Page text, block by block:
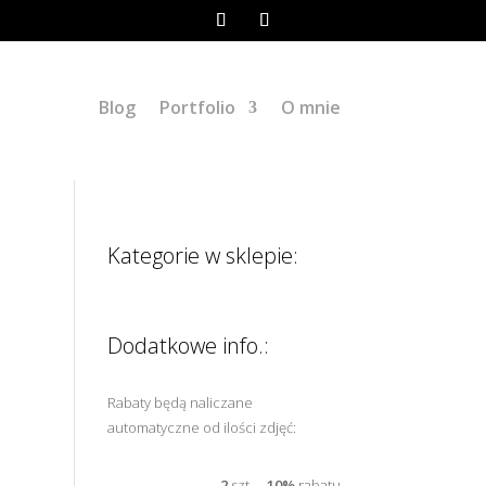
Blog Portfolio O mnie
Kategorie w sklepie:
Dodatkowe info.:
Rabaty będą naliczane
automatyczne od ilości zdjęć: